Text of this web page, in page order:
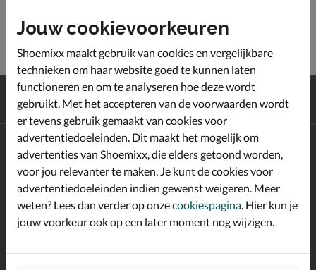
Gratisverzending en retour*
Achterafbetalen
Altijd op de hoogte zijn?
Schrijf je in voor de Shoemixx nieuwsbrief en ontvang €10,-
welkomstkorting!*
E-mailadres
Jouw cookievoorkeuren
Shoemixx maakt gebruik van cookies en vergelijkbare
technieken om haar website goed te kunnen laten
functioneren en om te analyseren hoe deze wordt
gebruikt. Met het accepteren van de voorwaarden wordt
er tevens gebruik gemaakt van cookies voor
advertentiedoeleinden. Dit maakt het mogelijk om
advertenties van Shoemixx, die elders getoond worden,
voor jou relevanter te maken. Je kunt de cookies voor
advertentiedoeleinden indien gewenst weigeren. Meer
weten? Lees dan verder op onzecookiespagina . Hier kun je
jouw voorkeur ook op een later moment nog wijzigen.